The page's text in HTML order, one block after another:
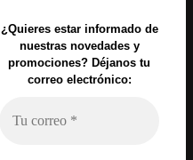
¿Quieres estar informado de
nuestras novedades y
promociones? Déjanos tu
correo electrónico: